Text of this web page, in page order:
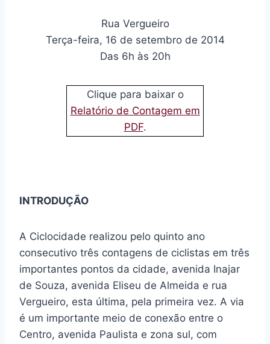
Rua Vergueiro
Terça-feira, 16 de setembro de 2014
Das 6h às 20h
Clique para baixar o
Relatório de Contagem em
PDF.
INTRODUÇÃO
A Ciclocidade realizou pelo quinto ano
consecutivo três contagens de ciclistas em três
importantes pontos da cidade, avenida Inajar
de Souza, avenida Eliseu de Almeida e rua
Vergueiro, esta última, pela primeira vez. A via
é um importante meio de conexão entre o
Centro, avenida Paulista e zona sul, com